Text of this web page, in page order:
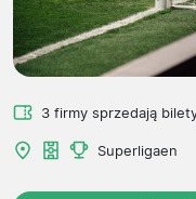
3 firmy sprzedają
Superligaen